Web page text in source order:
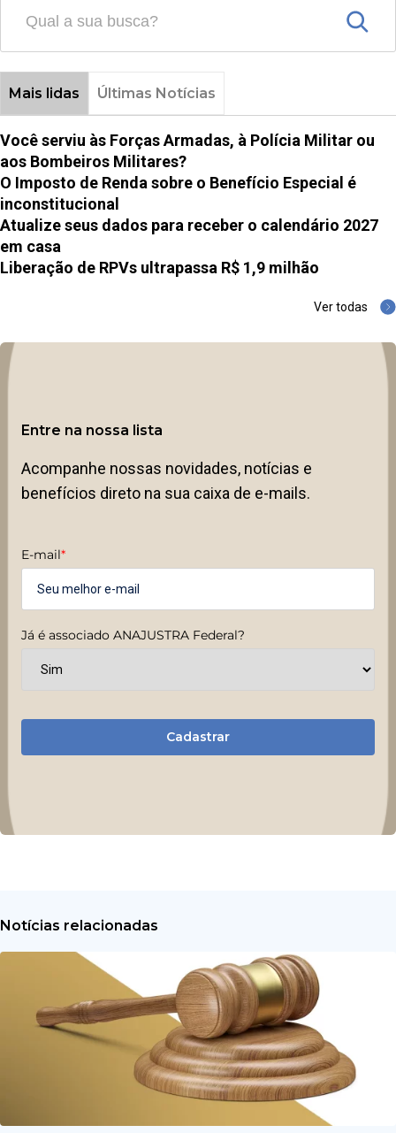
Mais lidas Últimas Notícias
Você serviu às Forças Armadas, à Polícia Militar ou
aos Bombeiros Militares?
O Imposto de Renda sobre o Benefício Especial é
inconstitucional
Atualize seus dados para receber o calendário 2027
em casa
Liberação de RPVs ultrapassa R$ 1,9 milhão
Ver todas
Entre na nossa lista
Acompanhe nossas novidades, notícias e
benefícios direto na sua caixa de e-mails.
E-mail*
Já é associado ANAJUSTRA Federal?
Cadastrar
Notícias relacionadas